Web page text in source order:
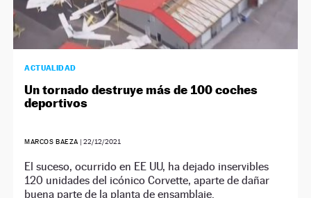
ACTUALIDAD
Un tornado destruye más de 100 coches
deportivos
MARCOS BAEZA |22/12/2021
El suceso, ocurrido en EE UU, ha dejado inservibles
120 unidades del icónico Corvette, aparte de dañar
buena parte de la planta de ensamblaje.